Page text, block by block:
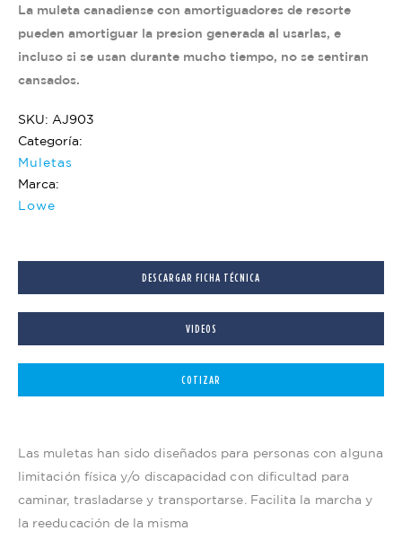
La muleta canadiense con amortiguadores de resorte
pueden amortiguar la presion generada al usarlas, e
incluso si se usan durante mucho tiempo, no se sentiran
cansados.
SKU: AJ903
Categoría:
Muletas
Marca:
Lowe
DESCARGAR FICHA TÉCNICA
VIDEOS
COTIZAR
Las muletas han sido diseñados para personas con alguna
limitación física y/o discapacidad con dificultad para
caminar, trasladarse y transportarse. Facilita la marcha y
la reeducación de la misma